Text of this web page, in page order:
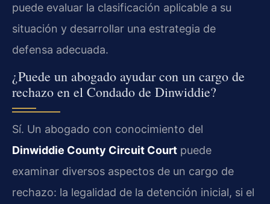
puede evaluar la clasificación aplicable a su
situación y desarrollar una estrategia de
defensa adecuada.
¿Puede un abogado ayudar con un cargo de
rechazo en el Condado de Dinwiddie?
Sí. Un abogado con conocimiento del
Dinwiddie County Circuit Court puede
examinar diversos aspectos de un cargo de
rechazo: la legalidad de la detención inicial, si el